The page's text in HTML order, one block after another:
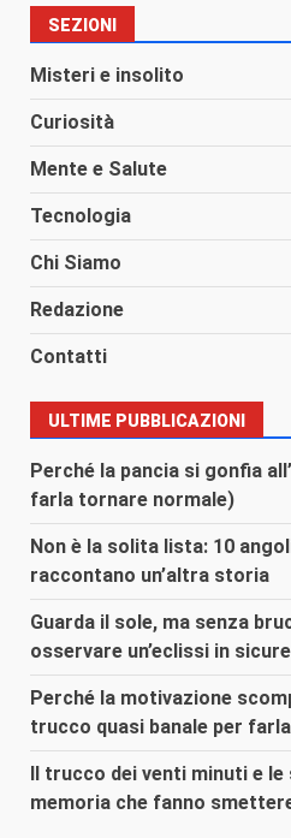
SEZIONI
Misteri e insolito
Curiosità
Mente e Salute
Tecnologia
Chi Siamo
Redazione
Contatti
ULTIME PUBBLICAZIONI
Perché la pancia si gonfia
farla tornare normale)
Non è la solita lista: 10
raccontano un’altra storia
Guarda il sole, ma senza
osservare un’eclissi in
Perché la motivazione
trucco quasi banale per
Il trucco dei venti minuti e
memoria che fanno